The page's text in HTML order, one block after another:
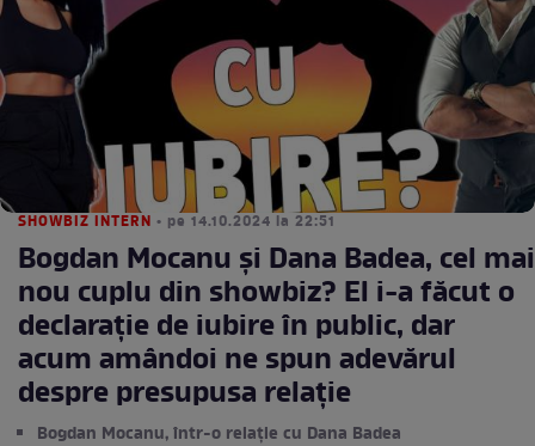
SHOWBIZ INTERN • pe 14.10.2024 la 22:51
Bogdan Mocanu și Dana Badea, cel mai
nou cuplu din showbiz? El i-a făcut o
declarație de iubire în public, dar
acum amândoi ne spun adevărul
despre presupusa relație
Bogdan Mocanu, într-o relație cu Dana Badea